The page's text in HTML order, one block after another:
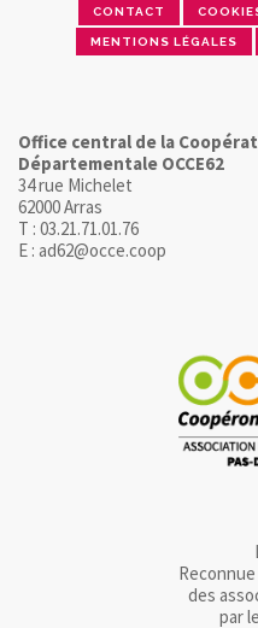
CONTACT
MENTIONS LÉGALES
Office central de la
Départementale OCCE62
34 rue Michelet
62000 Arras
T : 03.21.71.01.76
E : ad62@occe.coop
des
par